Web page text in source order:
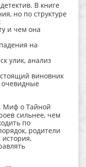
В книге
но по структуре
и чем она
на
улик, анализ
виновник
очевидные
Миф о Тайной
сильнее, чем
по
родители
история,